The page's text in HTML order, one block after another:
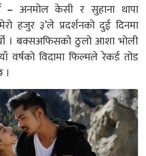
– अनमोल केसी र सुहाना थापा
हजुर ३’ले प्रदर्शनको दुई दिनमा
। बक्सअफिसको ठुलो आशा भोली
विदामा फिल्मले रेकर्ड तोड
।